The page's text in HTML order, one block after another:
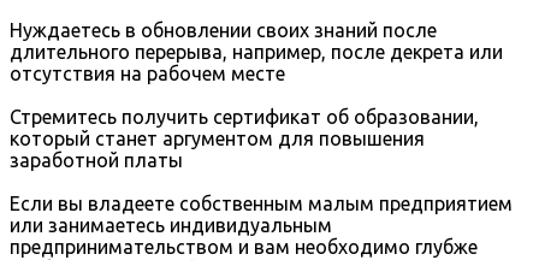
Нуждаетесь в обновлении своих знаний после
длительного перерыва, например, после декрета или
отсутствия на рабочем месте
Стремитесь получить сертификат об образовании,
который станет аргументом для повышения
заработной платы
Если вы владеете собственным малым предприятием
или занимаетесь индивидуальным
предпринимательством и вам необходимо глубже